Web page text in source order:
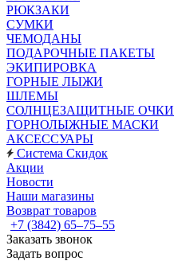
РЮКЗАКИ
СУМКИ
ЧЕМОДАНЫ
ПОДАРОЧНЫЕ ПАКЕТЫ
ЭКИПИРОВКА
ГОРНЫЕ ЛЫЖИ
ШЛЕМЫ
СОЛНЦЕЗАЩИТНЫЕ ОЧКИ
ГОРНОЛЫЖНЫЕ МАСКИ
АКСЕССУАРЫ
Система Скидок
Акции
Новости
Наши магазины
Возврат товаров
+7 (3842) 65–75–55
Заказать звонок
Задать вопрос